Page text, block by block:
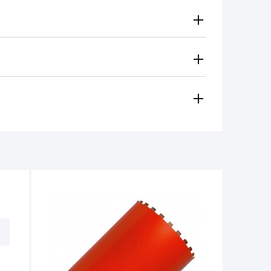
Secondo le tariffe del vettore
contanti)